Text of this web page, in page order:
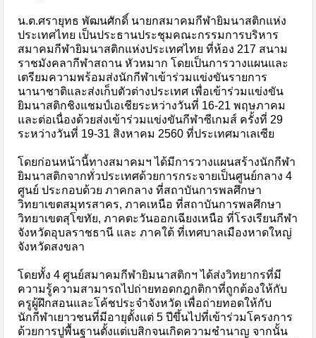
น.ต.ศรายุทธ พัฒนศักดิ์ นายกสมาคมกีฬายิมนาสติกแห่ง
ประเทศไทย เป็นประธานประชุมคณะกรรมการบริหาร
สมาคมกีฬายิมนาสติกแห่งประเทศไทย ที่ห้อง 217 สนาม
ราชมังคลากีฬาสถาน หัวหมาก โดยเป็นการวางแผนและ
เตรียมความพร้อมส่งนักกีฬาเข้าร่วมแข่งขันรายการ
นานาชาติและส่งเก็บตัวต่างประเทศ เพื่อเข้าร่วมแข่งขัน
ยิมนาสติกชิงแชมป์เอเชียระหว่างวันที่ 16-21 พฤษภาคม
และต่อเนื่องด้วยส่งเข้าร่วมแข่งขันกีฬาซีเกมส์ ครั้งที่ 29
ระหว่างวันที่ 19-31 สิงหาคม 2560 ที่ประเทศมาเลเซีย
โดยก่อนหน้านี้ทางสมาคมฯ ได้มีการวางแผนสร้างนักกีฬา
ยิมนาสติกจากทั่วประเทศด้วยการกระจายเป็นศูนย์กลาง 4
ศูนย์ ประกอบด้วย ภาคกลาง ที่สถาบันการพลศึกษา
วิทยาเขตสมุทรสาคร, ภาคเหนือ ที่สถาบันการพลศึกษา
วิทยาเขตสุโขทัย, ภาคตะวันออกเฉียงเหนือ ที่โรงเรียนกีฬา
จังหวัดอุบลราชธานี และ ภาคใต้ ที่เทศบาลเมืองหาดใหญ่
จังหวัดสงขลา
โดยทั้ง 4 ศูนย์สมาคมกีฬายิมนาสติกฯ ได้ส่งวิทยากรที่มี
ความรู้ความสามารถไปถ่ายทอดกฎกติกาที่ถูกต้องให้กับ
ครูผู้ฝึกสอนและโค้ชประจำจังหวัด เพื่อถ่ายทอดให้กับ
นักกีฬาเยาวชนที่มีอายุตั้งแต่ 5 ปีขึ้นไปที่เข้าร่วมโครงการ
ด้วยการปูพื้นฐานตั้งแต่เบสิกจนเกิดความชำนาญ จากนั้น